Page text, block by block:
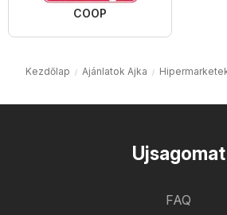
COOP
Kezdőlap Ajánlatok Ajka
Ujsagomat
FAQ